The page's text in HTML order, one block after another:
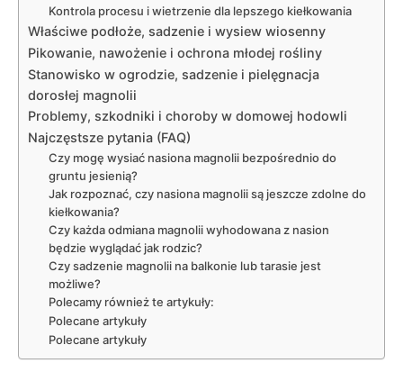
Kontrola procesu i wietrzenie dla lepszego kiełkowania
Właściwe podłoże, sadzenie i wysiew wiosenny
Pikowanie, nawożenie i ochrona młodej rośliny
Stanowisko w ogrodzie, sadzenie i pielęgnacja
dorosłej magnolii
Problemy, szkodniki i choroby w domowej hodowli
Najczęstsze pytania (FAQ)
Czy mogę wysiać nasiona magnolii bezpośrednio do
gruntu jesienią?
Jak rozpoznać, czy nasiona magnolii są jeszcze zdolne do
kiełkowania?
Czy każda odmiana magnolii wyhodowana z nasion
będzie wyglądać jak rodzic?
Czy sadzenie magnolii na balkonie lub tarasie jest
możliwe?
Polecamy również te artykuły:
Polecane artykuły
Polecane artykuły